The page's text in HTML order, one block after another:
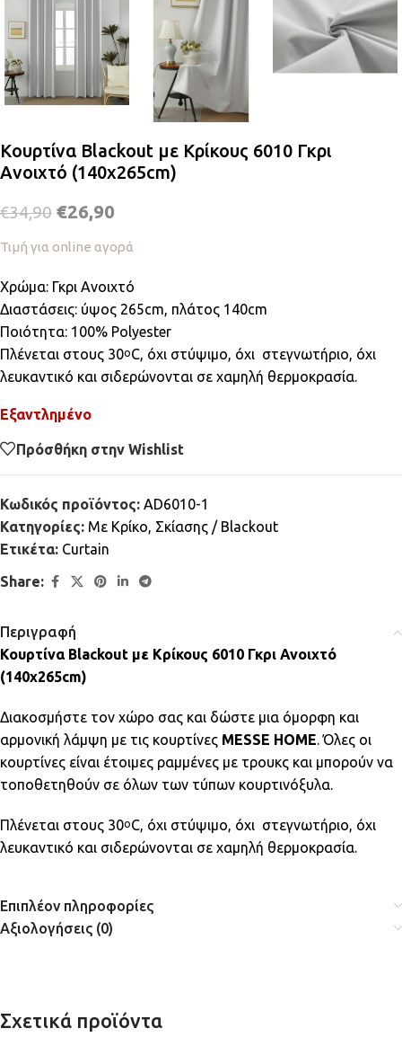
Κουρτίνα Blackout με Κρίκους 6010 Γκρι
Ανοιχτό (140x265cm)
€34,90 €26,90
Τιμή για online αγορά
Χρώμα: Γκρι Ανοιχτό
Διαστάσεις: ύψος 265cm, πλάτος 140cm
Ποιότητα: 100% Polyester
Πλένεται στους 30οC, όχι στύψιμο, όχι στεγνωτήριο, όχι
λευκαντικό και σιδερώνονται σε χαμηλή θερμοκρασία.
Εξαντλημένο
Πρόσθήκη στην Wishlist
Κωδικός προϊόντος: AD6010-1
Κατηγορίες: Mε Κρίκο, Σκίασης / Blackout
Ετικέτα: Curtain
Share:
Περιγραφή
Κουρτίνα Blackout με Κρίκους 6010 Γκρι Ανοιχτό
(140x265cm)
Διακοσμήστε τον χώρο σας και δώστε μια όμορφη και
αρμονική λάμψη με τις κουρτίνες MESSE HOME. Όλες οι
κουρτίνες είναι έτοιμες ραμμένες με τρουκς και μπορούν να
τοποθετηθούν σε όλων των τύπων κουρτινόξυλα.
Πλένεται στους 30οC, όχι στύψιμο, όχι στεγνωτήριο, όχι
λευκαντικό και σιδερώνονται σε χαμηλή θερμοκρασία.
Επιπλέον πληροφορίες
Αξιολογήσεις (0)
Σχετικά προϊόντα